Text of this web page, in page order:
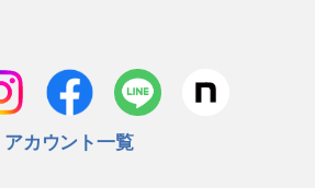
アカウント一覧